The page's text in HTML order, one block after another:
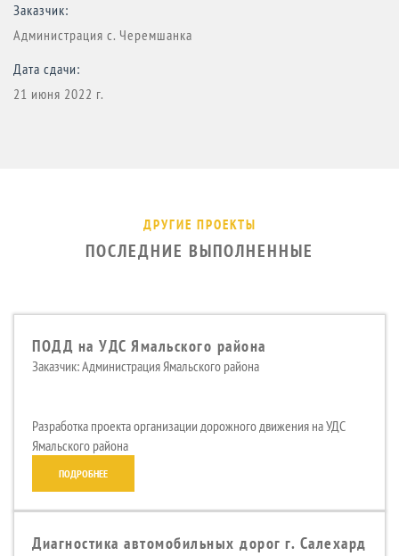
Заказчик:
Администрация с. Черемшанка
Дата сдачи:
21 июня 2022 г.
ДРУГИЕ ПРОЕКТЫ
ПОСЛЕДНИЕ ВЫПОЛНЕННЫЕ
ПОДД на УДС Ямальского района
Заказчик: Администрация Ямальского района
Разработка проекта организации дорожного движения на УДС
Ямальского района
ПОДРОБНЕЕ
Диагностика автомобильных дорог г. Салехард